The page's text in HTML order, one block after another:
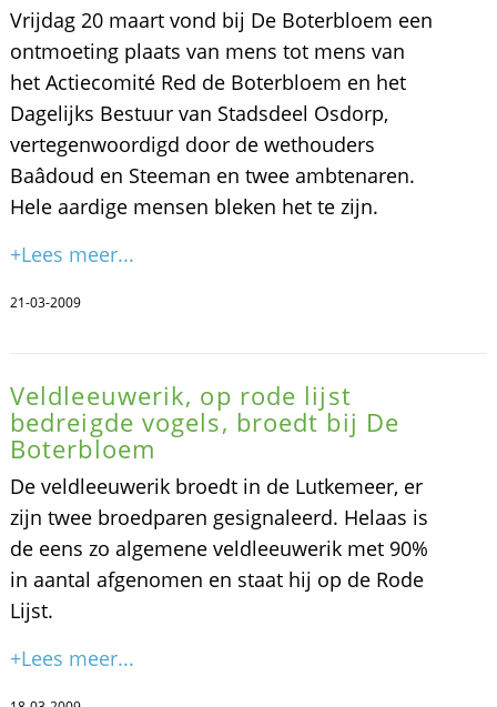
Vrijdag 20 maart vond bij De Boterbloem een
ontmoeting plaats van mens tot mens van
het Actiecomité Red de Boterbloem en het
Dagelijks Bestuur van Stadsdeel Osdorp,
vertegenwoordigd door de wethouders
Baâdoud en Steeman en twee ambtenaren.
Hele aardige mensen bleken het te zijn.
+Lees meer...
21-03-2009
Veldleeuwerik, op rode lijst
bedreigde vogels, broedt bij De
Boterbloem
De veldleeuwerik broedt in de Lutkemeer, er
zijn twee broedparen gesignaleerd. Helaas is
de eens zo algemene veldleeuwerik met 90%
in aantal afgenomen en staat hij op de Rode
Lijst.
+Lees meer...